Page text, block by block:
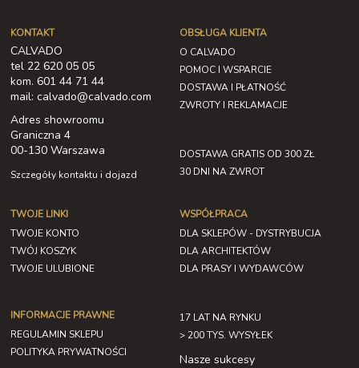
KONTAKT
CALVADO
tel 22 620 05 05
kom. 601 44 71 44
mail: calvado@calvado.com
Adres showroomu
Graniczna 4
00-130 Warszawa
Szczegóły kontaktu i dojazd
OBSŁUGA KLIENTA
O CALVADO
POMOC I WSPARCIE
DOSTAWA I PŁATNOŚĆ
ZWROTY I REKLAMACJE
DOSTAWA GRATIS OD 300 ZŁ
30 DNI NA ZWROT
TWOJE LINKI
TWOJE KONTO
TWÓJ KOSZYK
TWOJE ULUBIONE
INFORMACJE PRAWNE
REGULAMIN SKLEPU
POLITYKA PRYWATNOŚCI
WSPÓŁPRACA
DLA SKLEPÓW - DYSTRYBUCJA
DLA ARCHITEKTÓW
DLA PRASY I WYDAWCÓW
17 LAT NA RYNKU
> 200 TYS. WYSYŁEK
Nasze sukcesy